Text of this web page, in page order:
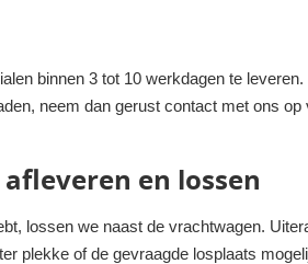
binnen 3 tot 10 werkdagen te leveren.
neem dan gerust contact met ons op
en lossen
lossen we naast de vrachtwagen.
plekke of de gevraagde losplaats